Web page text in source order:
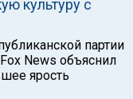
культуру с
партии
News объяснил
ярость